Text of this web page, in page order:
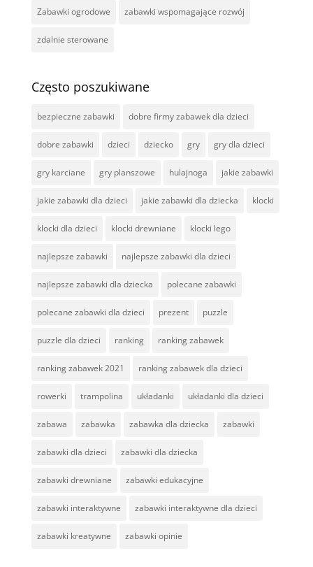
Zabawki ogrodowe zabawki wspomagające rozwój
zdalnie sterowane
Często poszukiwane
bezpieczne zabawki dobre firmy zabawek dla dzieci
dobre zabawki dzieci dziecko gry gry dla dzieci
gry karciane gry planszowe hulajnoga jakie zabawki
jakie zabawki dla dzieci jakie zabawki dla dziecka klocki
klocki dla dzieci klocki drewniane klocki lego
najlepsze zabawki najlepsze zabawki dla dzieci
najlepsze zabawki dla dziecka polecane zabawki
polecane zabawki dla dzieci prezent puzzle
puzzle dla dzieci ranking ranking zabawek
ranking zabawek 2021 ranking zabawek dla dzieci
rowerki trampolina układanki układanki dla dzieci
zabawa zabawka zabawka dla dziecka zabawki
zabawki dla dzieci zabawki dla dziecka
zabawki drewniane zabawki edukacyjne
zabawki interaktywne zabawki interaktywne dla dzieci
zabawki kreatywne zabawki opinie